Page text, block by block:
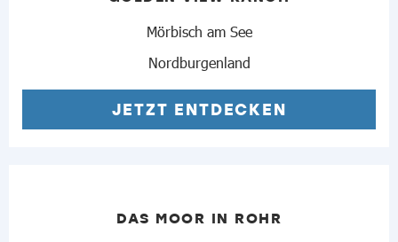
Mörbisch am See
Nordburgenland
JETZT ENTDECKEN
DAS MOOR IN ROHR